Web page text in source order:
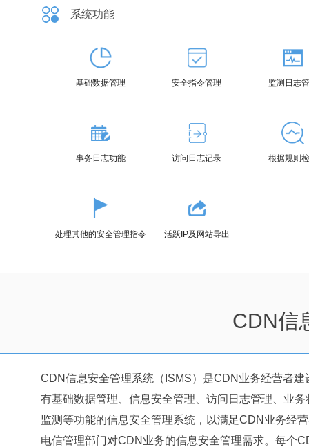
系统功能
基础数据管理 安全指令管理 监测日志
事务日志功能 访问日志记录 根据规则
处理其他的安全管理指令 活跃IP及网站导出
CDN信
CDN信息安全管理系统（ISMS）是CDN业务经营者建
有基础数据管理、信息安全管理、访问日志管理、业务
监测等功能的信息安全管理系统，以满足CDN业务经
电信管理部门对CDN业务的信息安全管理需求。每个